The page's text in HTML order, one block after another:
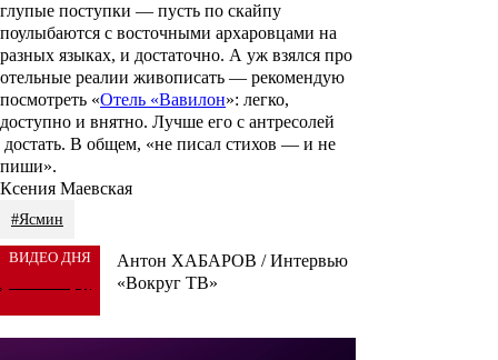
глупые поступки — пусть по скайпу
поулыбаются с восточными архаровцами на
разных языках, и достаточно. А уж взялся про
отельные реалии живописать — рекомендую
посмотреть «Отель «Вавилон»: легко,
доступно и внятно. Лучше его с антресолей
достать. В общем, «не писал стихов — и не
пиши».
Ксения Маевская
#Ясмин
ВИДЕО ДНЯ
Антон ХАБАРОВ / Интервью
«Вокруг ТВ»